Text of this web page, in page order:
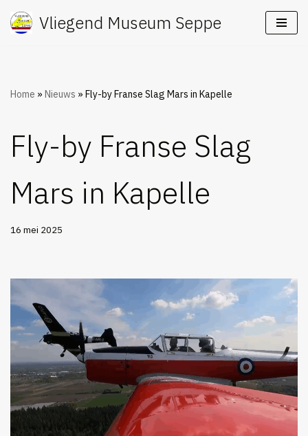
Ga
Vliegend Museum Seppe
Home » Nieuws » Fly-by Franse Slag Mars in Kapelle
Fly-by Franse Slag
Mars in Kapelle
16 mei 2025